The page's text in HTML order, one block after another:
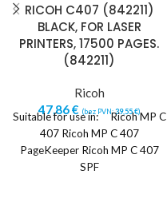
RICOH C407 (842211)
BLACK, FOR LASER
PRINTERS, 17500 PAGES.
(842211)
Ricoh
47,86€ (bez PVN:39,55€)
Suitable for use in: Ricoh MP C
407 Ricoh MP C 407
PageKeeper Ricoh MP C 407
SPF